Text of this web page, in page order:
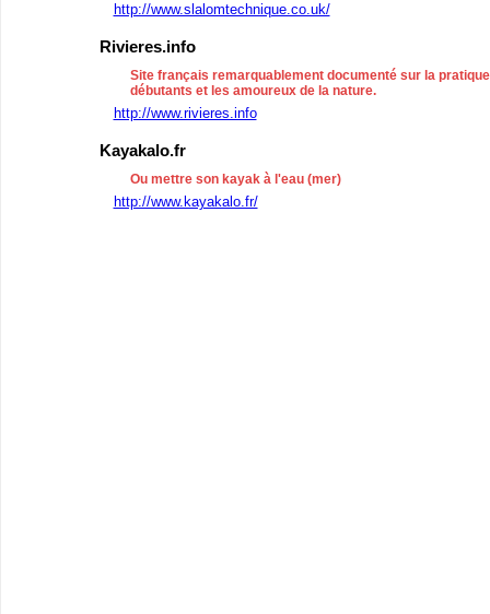
http://www.slalomtechnique.co.uk/
Rivieres.info
Site français remarquablement documenté sur la
débutants et les amoureux de la nature.
http://www.rivieres.info
Kayakalo.fr
Ou mettre son kayak à l'eau (mer)
http://www.kayakalo.fr/